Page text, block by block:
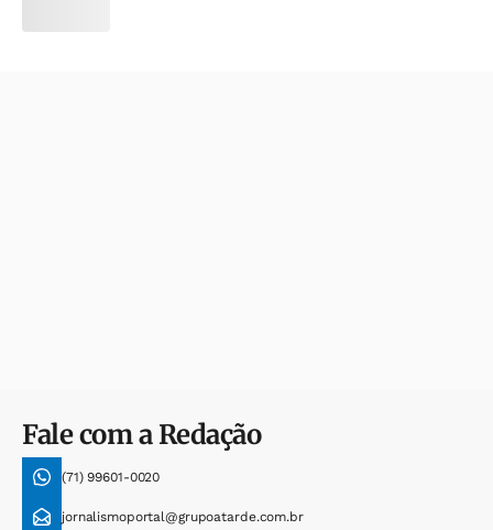
Fale com a Redação
(71) 99601-0020
jornalismoportal@grupoatarde.com.br